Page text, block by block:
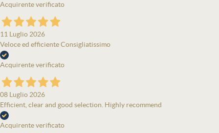
Acquirente verificato
11 Luglio 2026
Veloce ed efficiente Consigliatissimo
Acquirente verificato
08 Luglio 2026
Efficient, clear and good selection. Highly recommend
Acquirente verificato